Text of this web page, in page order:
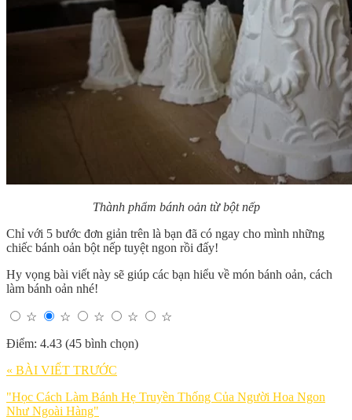
Thành phẩm bánh oản từ bột nếp
Chỉ với 5 bước đơn giản trên là bạn đã có ngay cho mình những
chiếc bánh oản bột nếp tuyệt ngon rồi đấy!
Hy vọng bài viết này sẽ giúp các bạn hiểu về món bánh oản, cách
làm bánh oản nhé!
☆ ☆ ☆ ☆
☆
Điểm: 4.43 (45 bình chọn)
« BÀI VIẾT TRƯỚC
"Học Cách Làm Bánh Hẹ Truyền Thống Của Người Hoa Ngon
Như Ngoài Hàng"